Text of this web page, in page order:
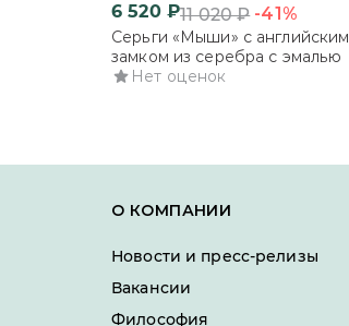
6 520₽11 020₽ -41%
Серьги «Мыши» с английским
замком из серебра с эмалью
Нет оценок
О КОМПАНИИ
Новости и пресс-релизы
Вакансии
Философия